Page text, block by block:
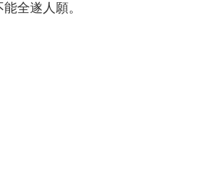
全遂人願。